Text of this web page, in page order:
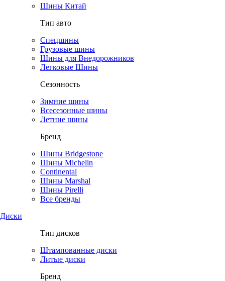
Шины Китай
Тип авто
Спецшины
Грузовые шины
Шины для Внедорожников
Легковые Шины
Сезонность
Зимние шины
Всесезонные шины
Летние шины
Бренд
Шины Bridgestone
Шины Michelin
Continental
Шины Marshal
Шины Pirelli
Все бренды
Диски
Тип дисков
Штампованные диски
Литые диски
Бренд